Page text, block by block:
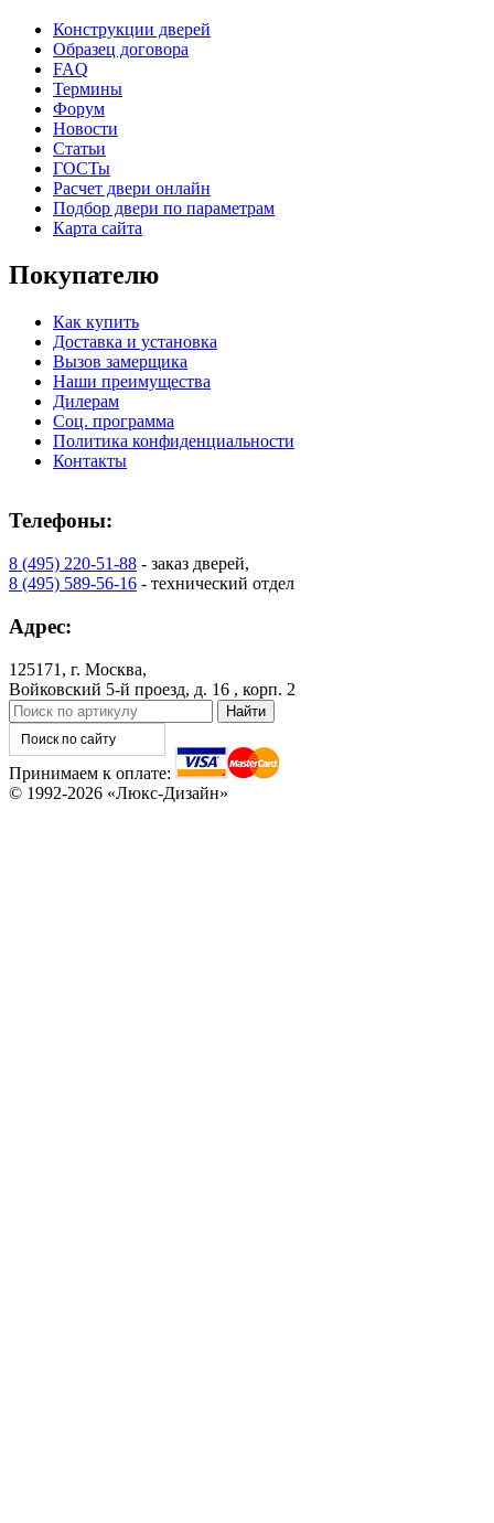
Конструкции дверей
Образец договора
FAQ
Термины
Форум
Новости
Статьи
ГОСТы
Расчет двери онлайн
Подбор двери по параметрам
Карта сайта
Покупателю
Как купить
Доставка и установка
Вызов замерщика
Наши преимущества
Дилерам
Соц. программа
Политика конфиденциальности
Контакты
Телефоны:
8 (495) 220-51-88 - заказ дверей,
8 (495) 589-56-16 - технический отдел
Адрес:
125171, г. Москва,
Войковский 5-й проезд, д. 16 , корп. 2
Принимаем к оплате:
© 1992-2026 «Люкс-Дизайн»